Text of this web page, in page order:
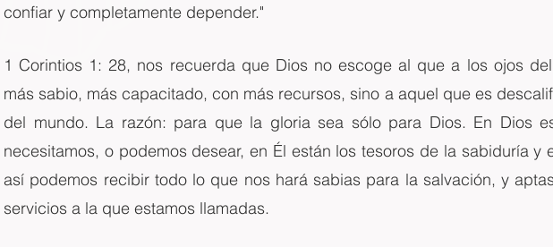
confiar y completamente depender."
1 Corintios 1: 28, nos recuerda que Dios no escoge al que a los ojos
más sabio, más capacitado, con más recursos, sino a aquel que es
del mundo. La razón: para que la gloria sea sólo para Dios. En Dios
necesitamos, o podemos desear, en Él están los tesoros de la sabiduría y
así podemos recibir todo lo que nos hará sabias para la salvación, y
servicios a la que estamos llamadas.